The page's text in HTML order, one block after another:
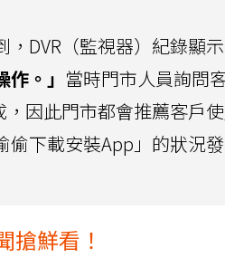
，DVR（監視器）紀錄顯
。」 當時門市人員詢問
，因此門市都會推薦客戶
偷下載安裝App」的狀況發
搶鮮看！